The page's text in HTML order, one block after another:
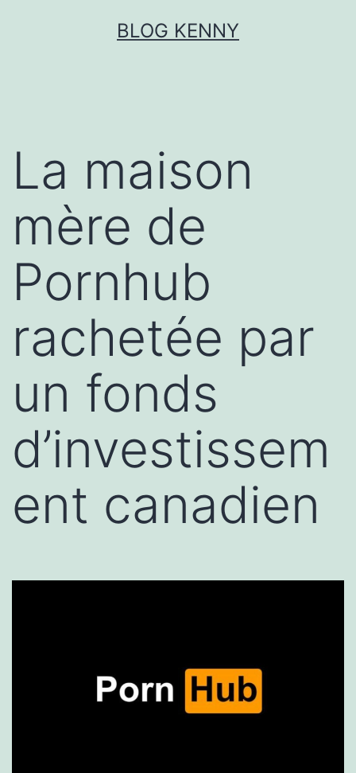
BLOG KENNY
La maison
mère de
Pornhub
rachetée par
un fonds
d’investissem
ent canadien